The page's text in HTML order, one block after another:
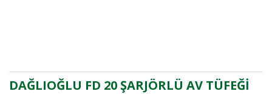
DAĞLIOĞLU FD 20 ŞARJÖRLÜ AV TÜFEĞİ